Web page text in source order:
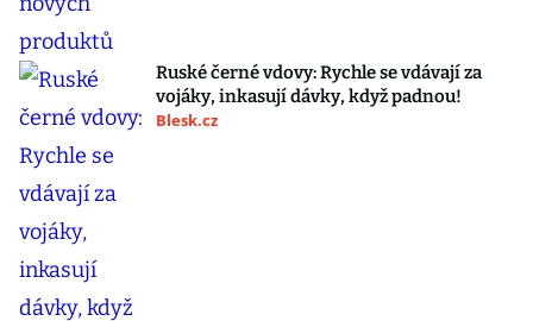
Ruské černé vdovy: Rychle se vdávají za
vojáky, inkasují dávky, když padnou!
Blesk.cz